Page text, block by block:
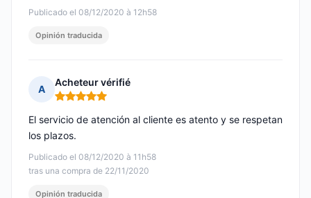
Publicado el 08/12/2020 à 12h58
Opinión traducida
A
Acheteur vérifié
Nota: 5 de 5
Publicado el 08/12/2020 à 11h58
tras una compra de 22/11/2020
El servicio de atención al cliente es atento y se respetan
los plazos.
Opinión traducida